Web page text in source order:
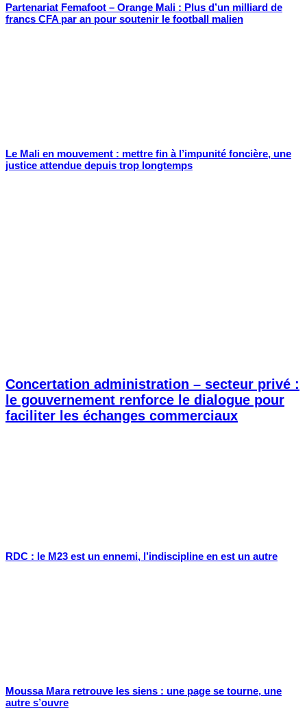
Partenariat Femafoot – Orange Mali : Plus d’un milliard de
francs CFA par an pour soutenir le football malien
Le Mali en mouvement : mettre fin à l’impunité foncière, une
justice attendue depuis trop longtemps
Concertation administration – secteur privé :
le gouvernement renforce le dialogue pour
faciliter les échanges commerciaux
RDC : le M23 est un ennemi, l’indiscipline en est un autre
Moussa Mara retrouve les siens : une page se tourne, une
autre s’ouvre